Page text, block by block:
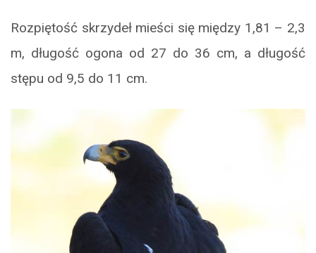
Rozpiętość skrzydeł mieści się między 1,81 – 2,3
m, długość ogona od 27 do 36 cm, a długość
stępu od 9,5 do 11 cm.